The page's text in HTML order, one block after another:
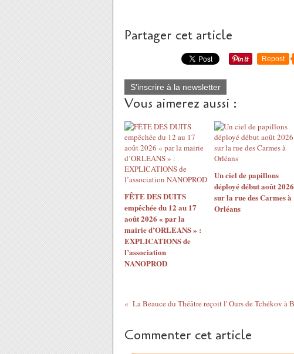
Partager cet article
Repost
S'inscrire à la newsletter
Vous aimerez aussi :
FÊTE DES DUITS
empêchée du 12 au 17
août 2026 « par la
mairie d’ORLEANS » :
EXPLICATIONS de
l’association
NANOPROD
Un ciel de papillons
déployé début août 2026
sur la rue des Carmes à
Orléans
Commenter cet article